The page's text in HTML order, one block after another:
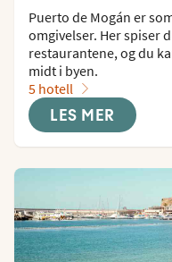
Puerto de Mogán er
omgivelser. Her spiser
restaurantene, og du
midt i byen.
5 hotell
LES MER